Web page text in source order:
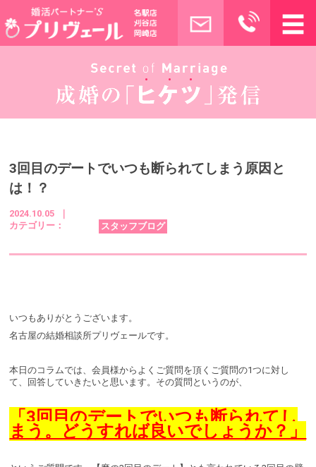
3回目のデートでいつも断られてしまう原因と
は！？
2024.10.05 ｜
カテゴリー：
スタッフブログ
いつもありがとうございます。
名古屋の結婚相談所プリヴェールです。
本日のコラムでは、会員様からよくご質問を頂くご質問の1つに対し
て、回答していきたいと思います。その質問というのが、
「3回目のデートでいつも断られてし
まう。どうすれば良いでしょうか？」